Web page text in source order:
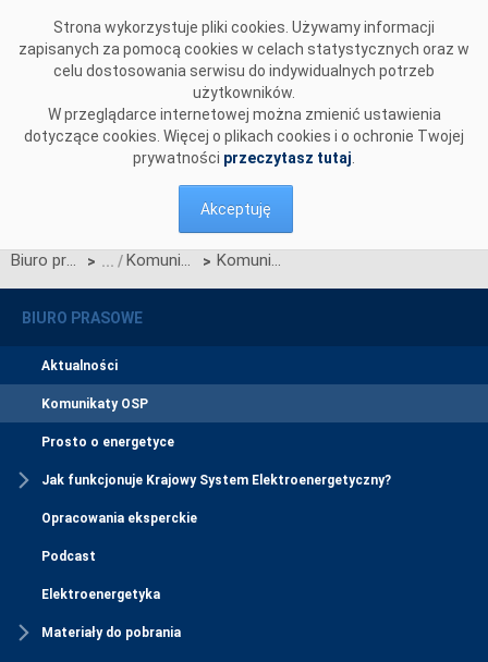
Strona wykorzystuje pliki cookies. Używamy informacji
zapisanych za pomocą cookies w celach statystycznych oraz w
celu dostosowania serwisu do indywidualnych potrzeb
użytkowników.
W przeglądarce internetowej można zmienić ustawienia
dotyczące cookies. Więcej o plikach cookies i o ochronie Twojej
prywatności przeczytasz tutaj
Akceptuję
Biuro prasowe > Komunikaty OSP > Komunikat OSP dotyczący zawieszenia procesu Jednolitego łączenia Rynków Dnia Bieżącego w dn. 04.06.2020
BIURO PRASOWE
Aktualności
Komunikaty OSP
Prosto o energetyce
Jak funkcjonuje Krajowy System Elektroenergetyczny?
Opracowania eksperckie
Podcast
Elektroenergetyka
Materiały do pobrania